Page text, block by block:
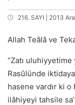
216. SAYI | 2013
Allah Teâlâ ve
“Zatı
Rasûlünde
hasene vardır ki o
ilâhiyeyi tahsile